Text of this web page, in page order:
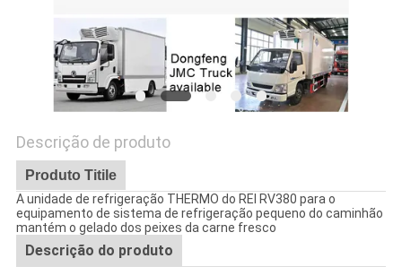
Descrição de produto
Produto Titile
A unidade de refrigeração THERMO do REI RV380 para o
equipamento de sistema de refrigeração pequeno do caminhão
mantém o gelado dos peixes da carne fresco
Descrição do produto